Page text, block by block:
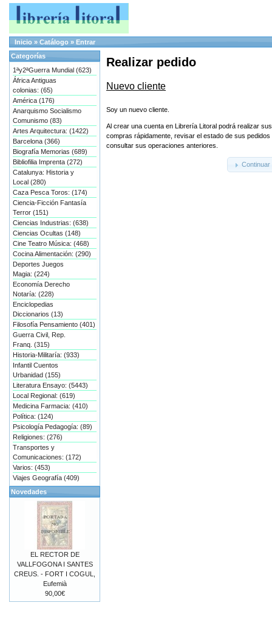
Inicio » Catálogo » Entrar
Realizar pedido
Nuevo cliente
Soy un nuevo cliente.
Al crear una cuenta en Librería Litoral podrá realizar sus
compras rápidamente, revisar el estado de sus pedidos
consultar sus operaciones anteriores.
Continuar
Categorías
1ªy2ªGuerra Mundial (623)
África Antiguas
colonias: (65)
América (176)
Anarquismo Socialismo
Comunismo (83)
Artes Arquitectura: (1422)
Barcelona (366)
Biografía Memorias (689)
Bibliofilia Imprenta (272)
Catalunya: Historia y
Local (280)
Caza Pesca Toros: (174)
Ciencia-Ficción Fantasía
Terror (151)
Ciencias Industrias: (638)
Ciencias Ocultas (148)
Cine Teatro Música: (468)
Cocina Alimentación: (290)
Deportes Juegos
Magia: (224)
Economía Derecho
Notaría: (228)
Enciclopedias
Diccionarios (13)
Filosofía Pensamiento (401)
Guerra Civil, Rep.
Franq. (315)
Historia-Militaría: (933)
Infantil Cuentos
Urbanidad (155)
Literatura Ensayo: (5443)
Local Regional: (619)
Medicina Farmacia: (410)
Política: (124)
Psicología Pedagogía: (89)
Religiones: (276)
Transportes y
Comunicaciones: (172)
Varios: (453)
Viajes Geografía (409)
Novedades
EL RECTOR DE
VALLFOGONA I SANTES
CREUS. - FORT I COGUL,
Eufemià
90,00€